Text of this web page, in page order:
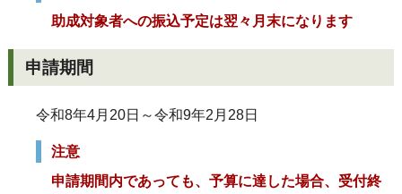
助成対象者への振込予定は翌々月末になります
申請期間
令和8年4月20日～令和9年2月28日
注意
申請期間内であっても、予算に達した場合、受付終